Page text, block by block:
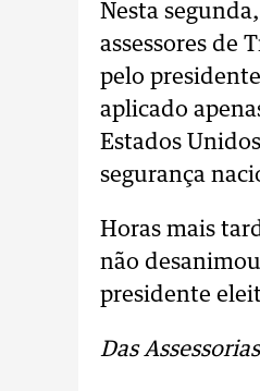
Nesta
assessores de
pelo
aplicado
Estados
segurança
Horas mais
não
presidente
Das